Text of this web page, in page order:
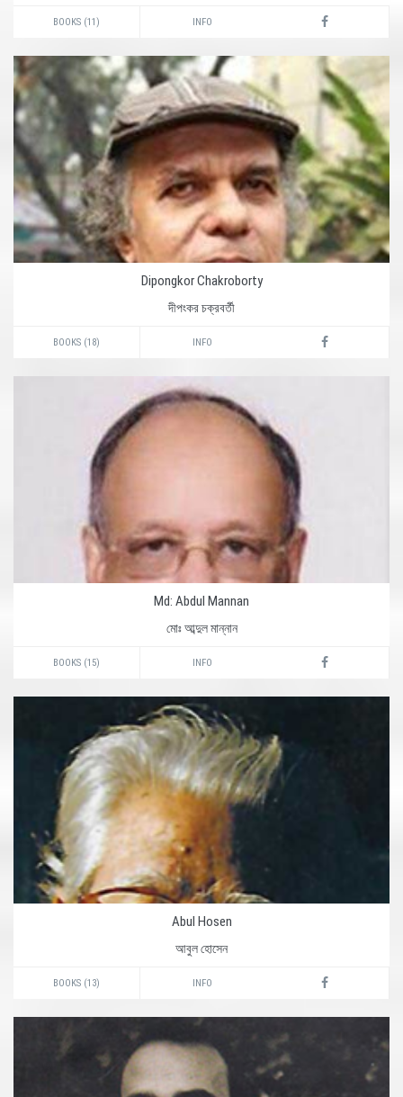
BOOKS (11) INFO
Dipongkor Chakroborty
দীপংকর চক্রবর্তী
BOOKS (18) INFO
Md: Abdul Mannan
মোঃ আব্দুল মান্নান
BOOKS (15) INFO
Abul Hosen
আবুল হোসেন
BOOKS (13) INFO